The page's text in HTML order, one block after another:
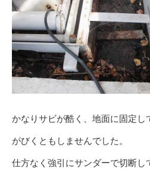
かなりサビが酷く、地面に固定し
がびくともしませんでした。
仕方なく強引にサンダーで切断し